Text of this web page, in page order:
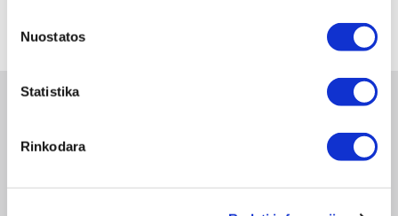
Nuostatos
Statistika
Rinkodara
Apie duomenų naudojimą, gavėjus ir saugumo politiką skaitykite čia.